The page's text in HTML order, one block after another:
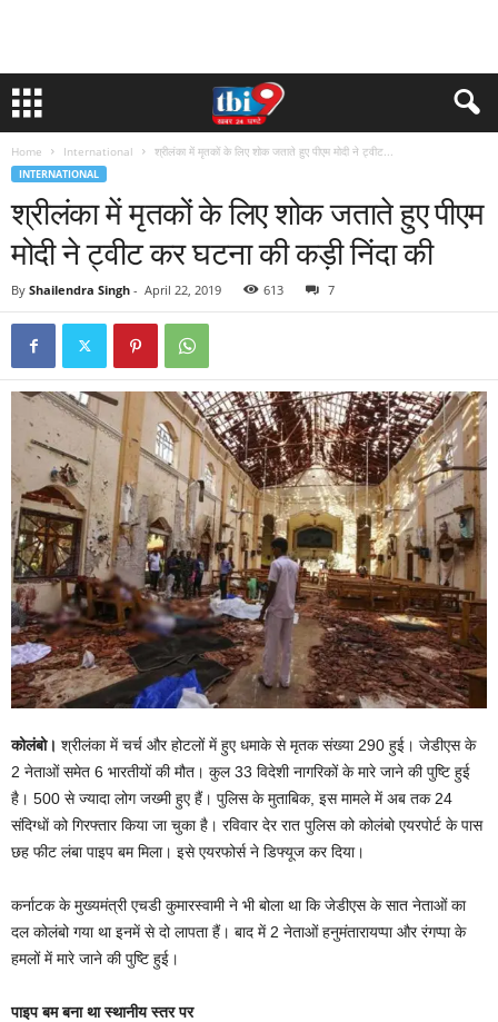
Home International श्रीलंका में मृतकों के लिए शोक जताते हुए पीएम मोदी ने ट्वीट...
INTERNATIONAL
श्रीलंका में मृतकों के लिए शोक जताते हुए पीएम
मोदी ने ट्वीट कर घटना की कड़ी निंदा की
By Shailendra Singh - April 22, 2019 613 7
कोलंबो। श्रीलंका में चर्च और होटलों में हुए धमाके से मृतक संख्या 290 हुई। जेडीएस के
2 नेताओं समेत 6 भारतीयों की मौत। कुल 33 विदेशी नागरिकों के मारे जाने की पुष्टि हुई
है। 500 से ज्यादा लोग जख्मी हुए हैं। पुलिस के मुताबिक, इस मामले में अब तक 24
संदिग्धाें को गिरफ्तार किया जा चुका है। रविवार देर रात पुलिस को कोलंबो एयरपोर्ट के पास
छह फीट लंबा पाइप बम मिला। इसे एयरफोर्स ने डिफ्यूज कर दिया।
कर्नाटक के मुख्यमंत्री एचडी कुमारस्वामी ने भी बोला था कि जेडीएस के सात नेताओं का
दल कोलंबो गया था इनमें से दो लापता हैं। बाद में 2 नेताओं हनुमंतारायप्पा और रंगप्पा के
हमलों में मारे जाने की पुष्टि हुई।
पाइप बम बना था स्थानीय स्तर पर